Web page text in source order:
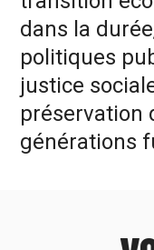
dans la
politiques
justice
préservation
générations